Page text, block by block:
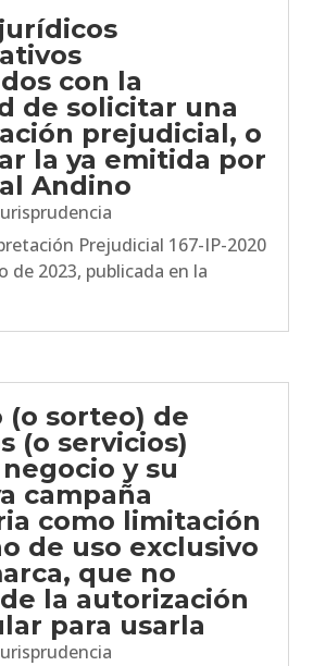
con la
de solicitar una
prejudicial, o
la ya emitida por
Andino
Prejudicial 167-IP-2020
de 2023, publicada en la
(o sorteo) de
(o servicios)
y su
campaña
como limitación
de uso exclusivo
que no
la autorización
para usarla